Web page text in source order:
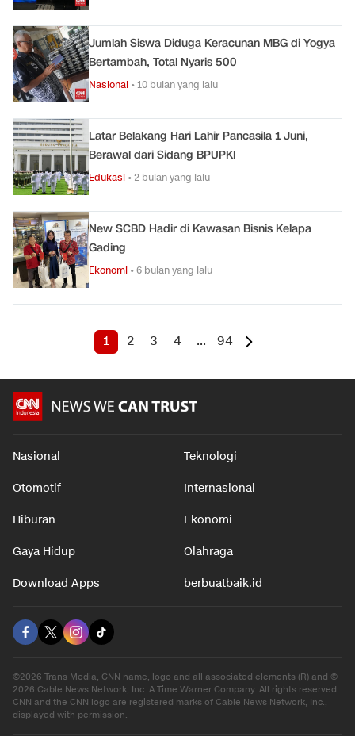
Jumlah Siswa Diduga Keracunan MBG di Yogya
Bertambah, Total Nyaris 500
Nasional •10 bulan yang lalu
Latar Belakang Hari Lahir Pancasila 1 Juni,
Berawal dari Sidang BPUPKI
Edukasi •2 bulan yang lalu
New SCBD Hadir di Kawasan Bisnis Kelapa
Gading
Ekonomi •6 bulan yang lalu
1 2 3 4 ... 94
Nasional Teknologi
Otomotif Internasional
Hiburan Ekonomi
Gaya Hidup Olahraga
Download Apps berbuatbaik.id
©2026 Trans Media, CNN name, logo and all associated elements (R) and ©
2026 Cable News Network, Inc. A Time Warner Company. All rights reserved.
CNN and the CNN logo are registered marks of Cable News Network, Inc.,
displayed with permission.